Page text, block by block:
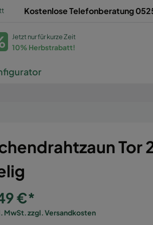
Kostenlose Telefonberatung
Jetzt nur für kurze Zeit
10% Herbstrabatt!
Tor
€*
MwSt. zzgl. Versandkosten